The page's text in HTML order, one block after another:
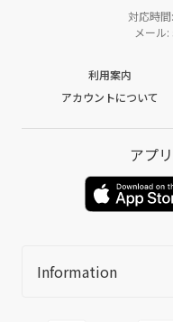
対応時
メー
利用案内
アカウントについて
アプ
Information